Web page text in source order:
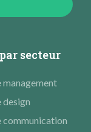
secteur
management
design
communication